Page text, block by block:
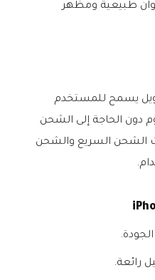
طبيعية ومظهر
يسمح للمستخدم
دون الحاجة إلى الشحن
الشحن السريع والشحن
رائعة.